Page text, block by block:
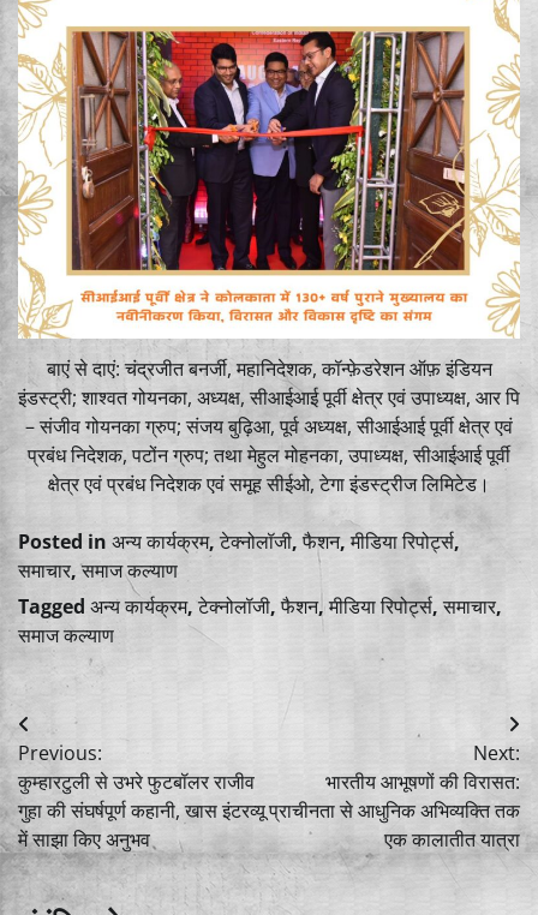
बाएं से दाएं: चंद्रजीत बनर्जी, महानिदेशक, कॉन्फ़ेडरेशन ऑफ़ इंडियन
इंडस्ट्री; शाश्वत गोयनका, अध्यक्ष, सीआईआई पूर्वी क्षेत्र एवं उपाध्यक्ष, आर पि
– संजीव गोयनका ग्रुप; संजय बुढ़िआ, पूर्व अध्यक्ष, सीआईआई पूर्वी क्षेत्र एवं
प्रबंध निदेशक, पटोंन ग्रुप; तथा मेहुल मोहनका, उपाध्यक्ष, सीआईआई पूर्वी
क्षेत्र एवं प्रबंध निदेशक एवं समूह सीईओ, टेगा इंडस्ट्रीज लिमिटेड।
Posted in अन्य कार्यक्रम,टेक्नोलॉजी,फैशन,मीडिया रिपोर्ट्स,
समाचार,समाज कल्याण
Tagged अन्य कार्यक्रम,टेक्नोलॉजी,फैशन,मीडिया रिपोर्ट्स,समाचार,
समाज कल्याण
Post
navigation
Previous:
कुम्हारटुली से उभरे फुटबॉलर राजीव
गुहा की संघर्षपूर्ण कहानी, खास इंटरव्यू
में साझा किए अनुभव
Next:
भारतीय आभूषणों की विरासत:
प्राचीनता से आधुनिक अभिव्यक्ति तक
एक कालातीत यात्रा